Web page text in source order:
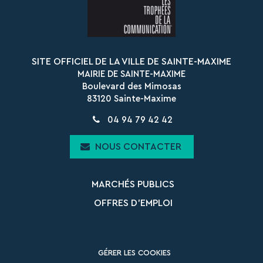
SITE OFFICIEL DE LA VILLE DE SAINTE-MAXIME
MAIRIE DE SAINTE-MAXIME
Boulevard des Mimosas
83120 Sainte-Maxime
04 94 79 42 42
NOUS CONTACTER
MARCHÉS PUBLICS
OFFRES D’EMPLOI
GÉRER LES COOKIES